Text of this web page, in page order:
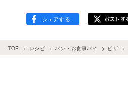
TOP レシピ パン・お食事パイ ピザ